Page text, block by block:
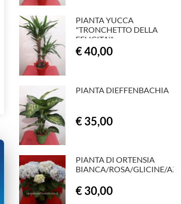
PIANTA YUCCA
"TRONCHETTO DELLA
FELICITA'"
€ 40,00
PIANTA DIEFFENBACHIA
€ 35,00
PIANTA DI ORTENSIA
BIANCA/ROSA/GLICINE/
€ 30,00